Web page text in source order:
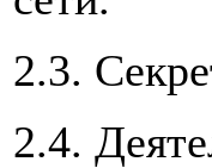
2.3.
2.4.